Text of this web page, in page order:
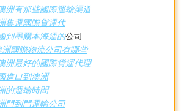
洲有那些國際運輸渠道
集運國際貨運代
到墨爾本海運的公司
國際物流公司有哪些
洲最好的國際貨運代理
進口到澳洲
的運輸時間
門到門運輸公司